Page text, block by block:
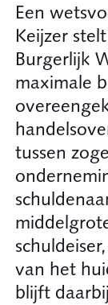
Een
Keijzer
Burgerlijk
maximale
tussen
van het
blijft